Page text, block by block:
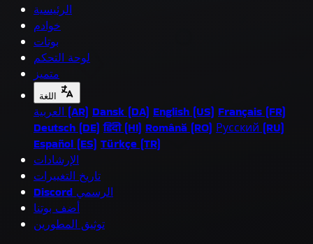
الرئيسية
خوادم
بوتات
لوحة التحكم
متميز
العربية (AR) Dansk (DA) English (US) Français (FR)
Deutsch (DE) हिंदी (HI) Română (RO) Русский (RU)
Español (ES) Türkçe (TR)
الإرشادات
تاريخ التغييرات
Discord الرسمي
أضف بوتنا
توثيق المطورين